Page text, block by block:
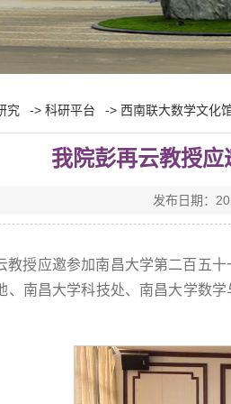
究 -> 科研平台 -> 西南联大数学文化
我院彭再云教授
发布日期
教授应邀参加南昌大学第二百五
、南昌大学科技处、南昌大学数